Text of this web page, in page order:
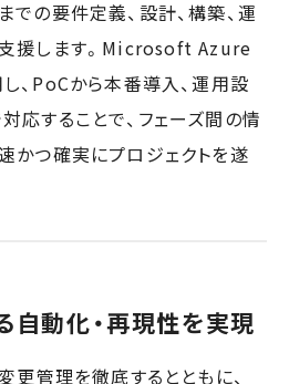
での要件定義、設計、構築、運
援します。Microsoft Azure
、PoCから本番導入、運用設
応することで、フェーズ間の情
かつ確実にプロジェクトを遂
自動化・再現性を実現
管理を徹底するとともに、